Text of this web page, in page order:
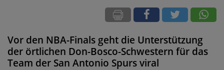
Vor den NBA-Finals geht die Unterstützung
der örtlichen Don-Bosco-Schwestern für das
Team der San Antonio Spurs viral